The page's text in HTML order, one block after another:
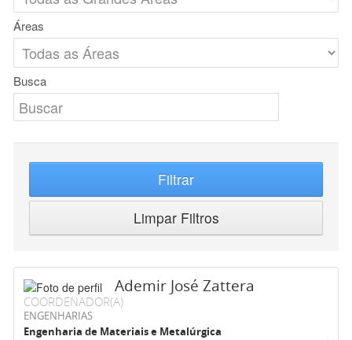
Áreas
Busca
Filtrar
Limpar Filtros
Ademir José Zattera
COORDENADOR(A)
ENGENHARIAS
Engenharia de Materiais e Metalúrgica